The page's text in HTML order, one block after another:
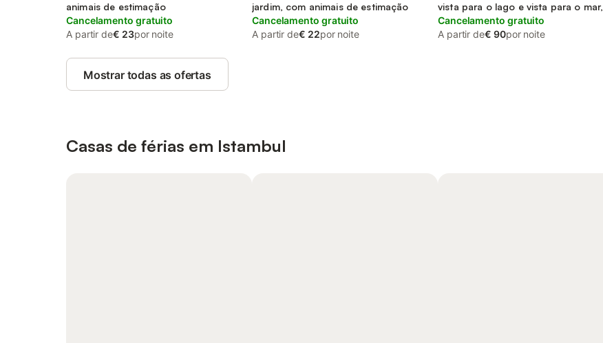
animais de estimação
Cancelamento gratuito
A partir de€ 23por noite
jardim, com animais de estimação
Cancelamento gratuito
A partir de€ 22por noite
vista para o lago e vista para o mar,
adaptado a crianças
Cancelamento gratuito
A partir de€ 90por noite
Mostrar todas as ofertas
Casas de férias em Istambul